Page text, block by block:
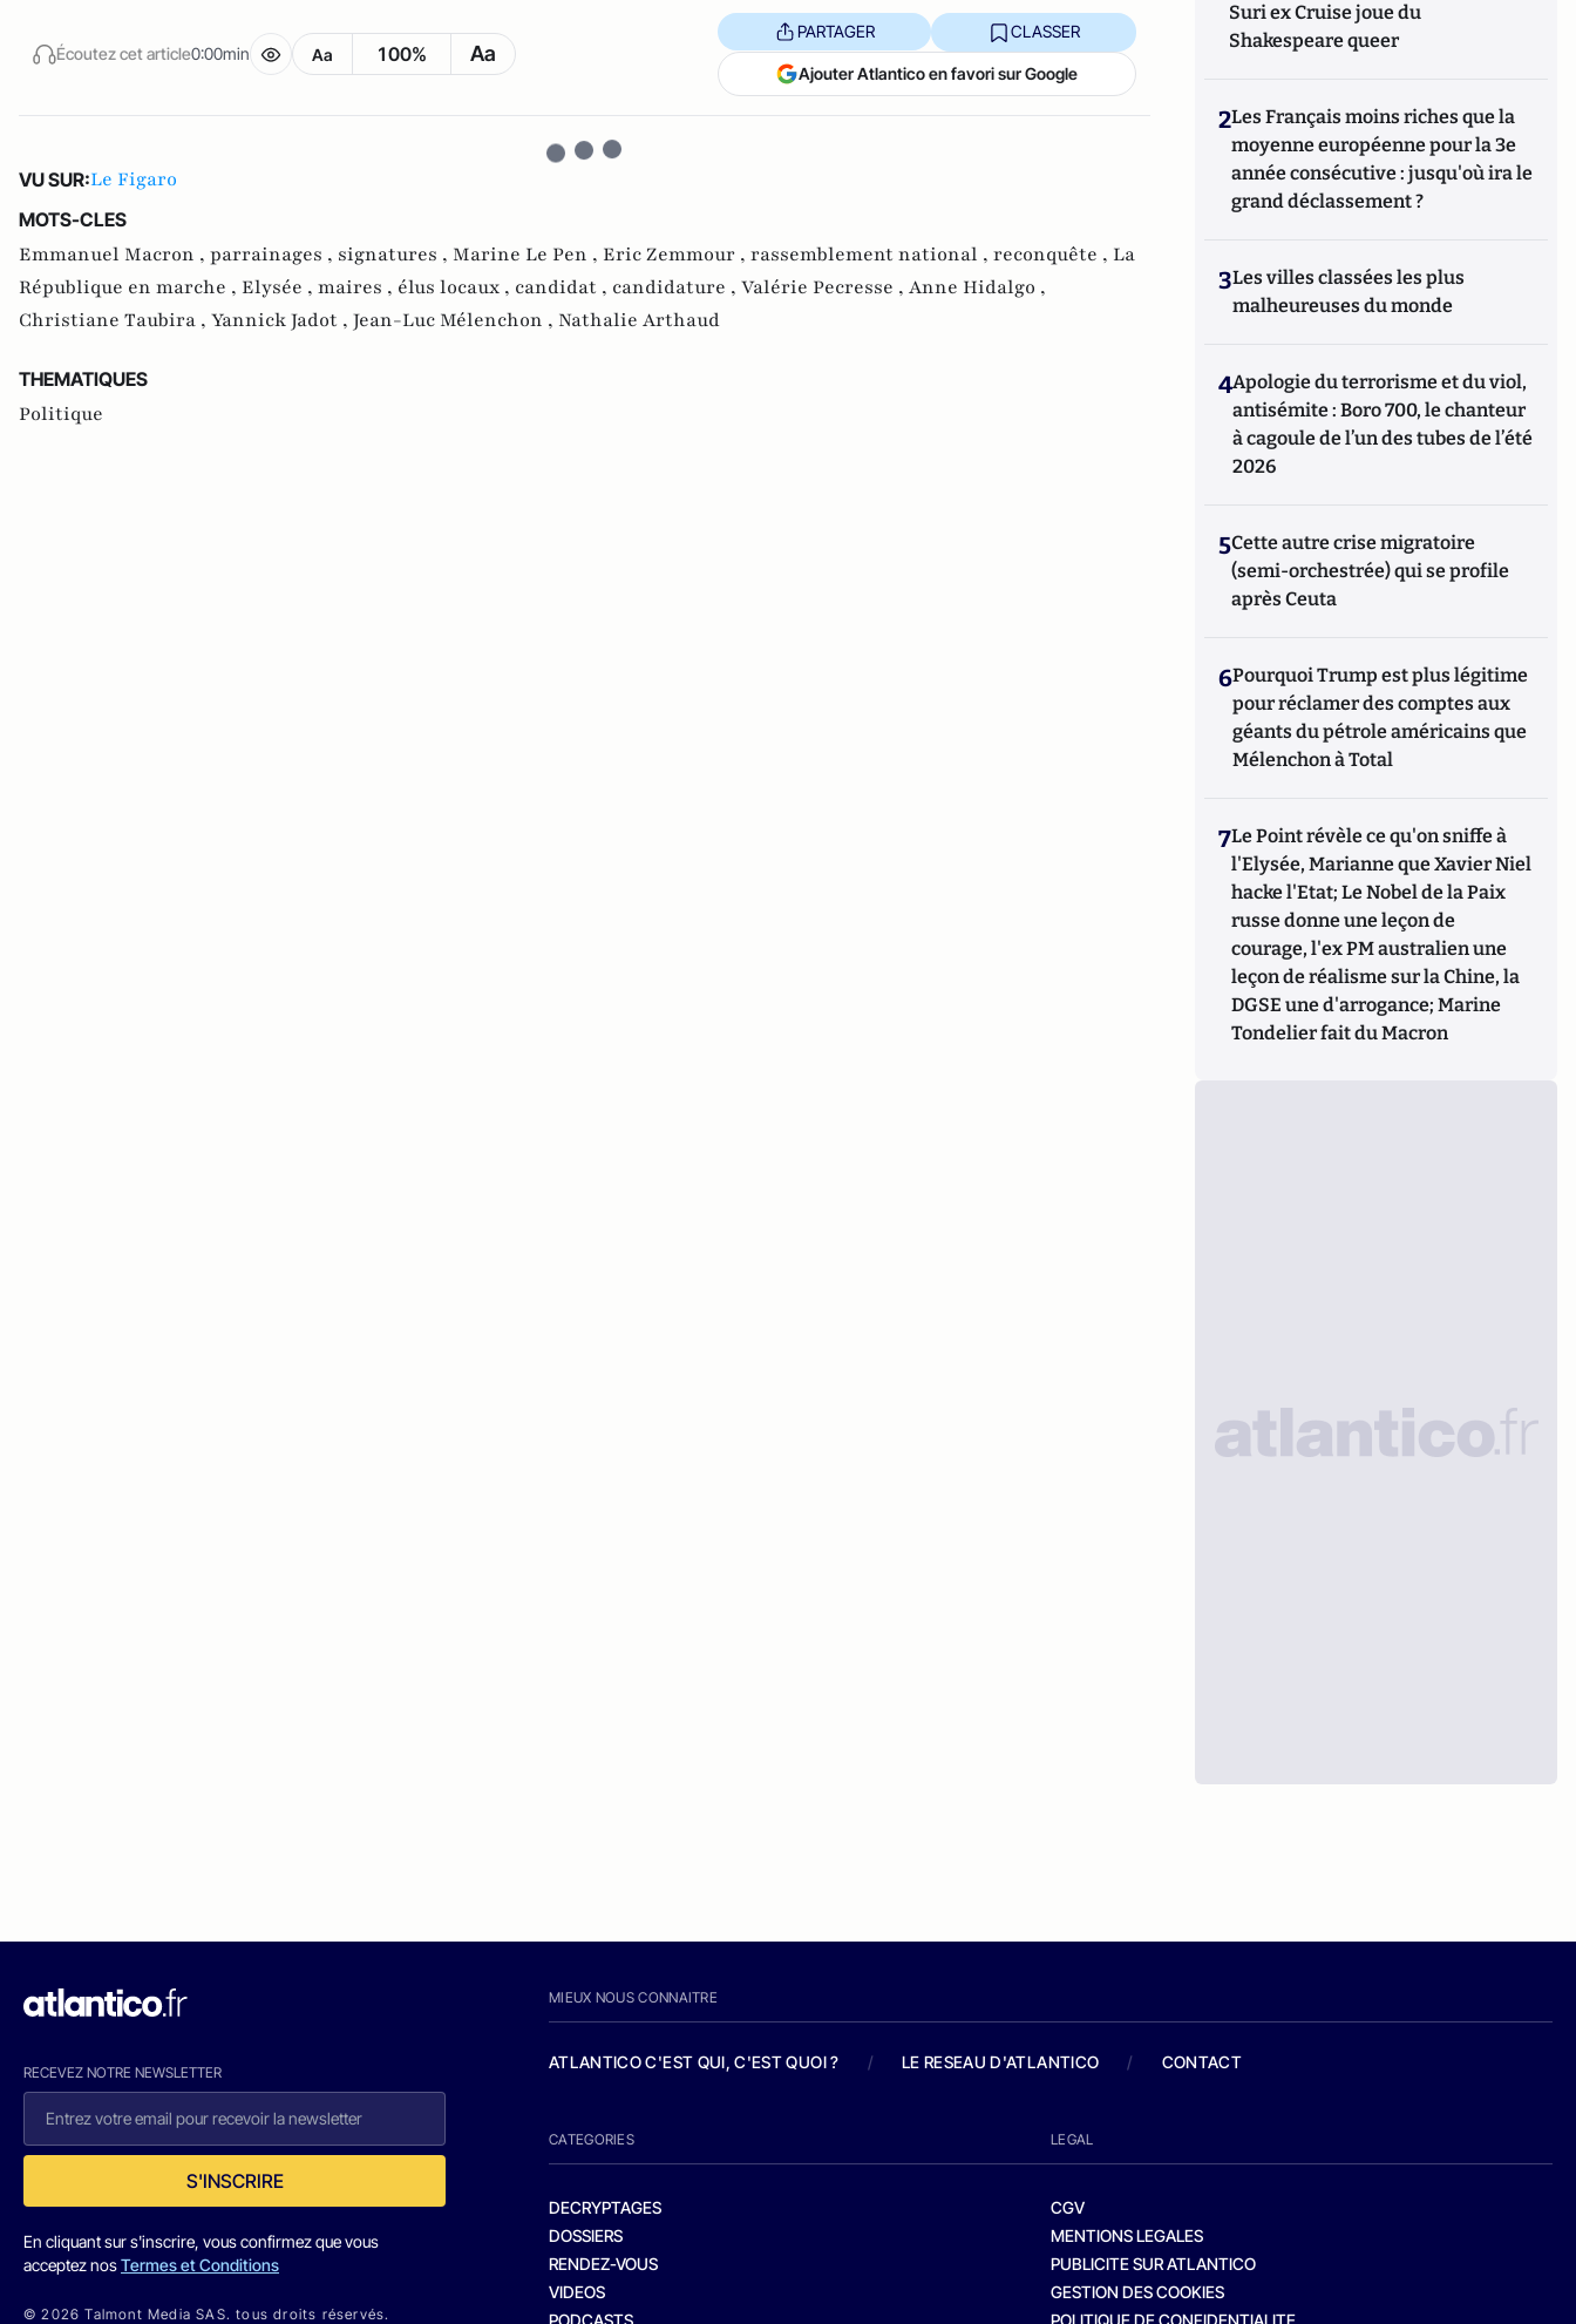
Écoutez cet article0:00min Aa 100% Aa
PARTAGER CLASSER
Ajouter Atlantico en favori sur Google
VU SUR:Le Figaro
MOTS-CLES
Emmanuel Macron , parrainages , signatures , Marine Le Pen , Eric Zemmour , rassemblement national , reconquête , La
République en marche , Elysée , maires , élus locaux , candidat , candidature , Valérie Pecresse , Anne Hidalgo ,
Christiane Taubira , Yannick Jadot , Jean-Luc Mélenchon , Nathalie Arthaud
THEMATIQUES
Politique
Suri ex Cruise joue du
Shakespeare queer
2Les Français moins riches que la
moyenne européenne pour la 3e
année consécutive : jusqu'où ira le
grand déclassement ?
3Les villes classées les plus
malheureuses du monde
4Apologie du terrorisme et du viol,
antisémite : Boro 700, le chanteur
à cagoule de l’un des tubes de l’été
2026
5Cette autre crise migratoire
(semi-orchestrée) qui se profile
après Ceuta
6Pourquoi Trump est plus légitime
pour réclamer des comptes aux
géants du pétrole américains que
Mélenchon à Total
7Le Point révèle ce qu'on sniffe à
l'Elysée, Marianne que Xavier Niel
hacke l'Etat; Le Nobel de la Paix
russe donne une leçon de
courage, l'ex PM australien une
leçon de réalisme sur la Chine, la
DGSE une d'arrogance; Marine
Tondelier fait du Macron
RECEVEZ NOTRE NEWSLETTER
S'INSCRIRE
En cliquant sur s'inscrire, vous confirmez que vous
acceptez nosTermes et Conditions
© 2026 Talmont Media SAS. tous droits réservés.
MIEUX NOUS CONNAITRE
ATLANTICO C'EST QUI, C'EST QUOI ? / LE RESEAU D'ATLANTICO / CONTACT
CATEGORIES
DECRYPTAGES
DOSSIERS
RENDEZ-VOUS
VIDEOS
PODCASTS
LEGAL
CGV
MENTIONS LEGALES
PUBLICITE SUR ATLANTICO
GESTION DES COOKIES
POLITIQUE DE CONFIDENTIALITE